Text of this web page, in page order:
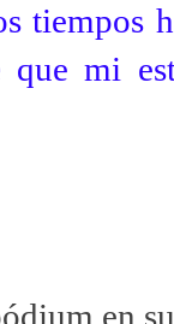
tiempos
que mi
en su